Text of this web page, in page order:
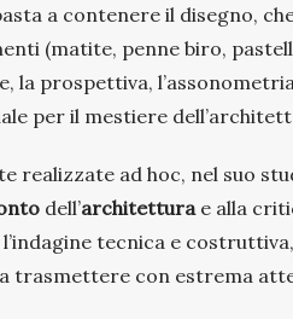
a contenere il disegno,
(matite, penne biro,
la prospettiva,
per il mestiere
realizzate ad hoc, nel suo
dell’architettura e alla
tecnica e
trasmettere con estrema